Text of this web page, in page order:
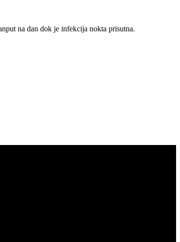
na dan dok je infekcija nokta prisutna.